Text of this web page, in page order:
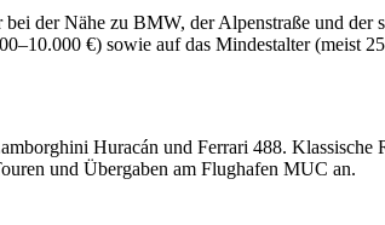
der Nähe zu BMW, der Alpenstraße und
€) sowie auf das Mindestalter (meist
Huracán und Ferrari 488. Klassische
und Übergaben am Flughafen MUC an.